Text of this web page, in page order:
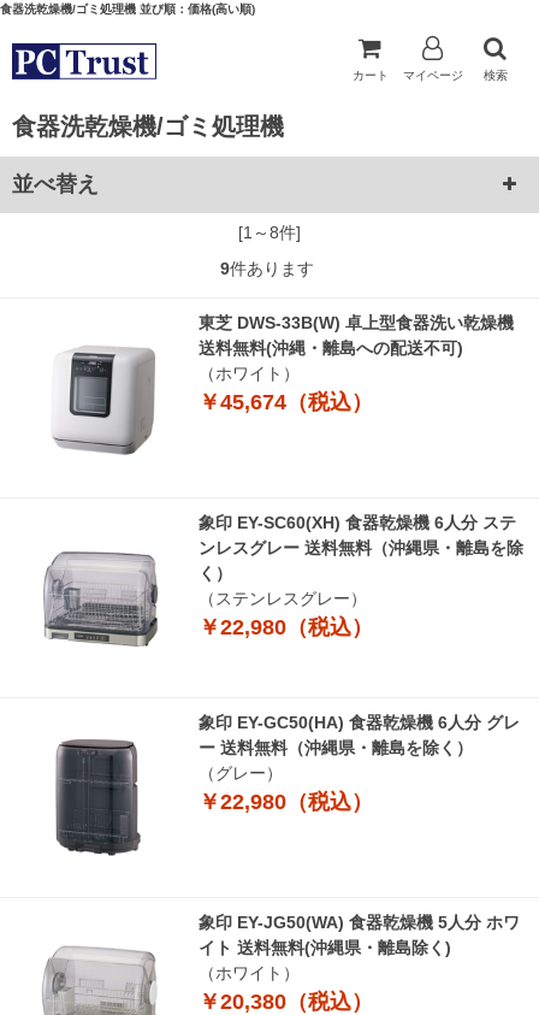
食器洗乾燥機/ゴミ処理機 並び順：価格(高い順)
カート マイページ 検索
食器洗乾燥機/ゴミ処理機
並べ替え
[1～8件]
9件あります
東芝 DWS-33B(W) 卓上型食器洗い乾燥機
送料無料(沖縄・離島への配送不可)
（ホワイト）
￥45,674（税込）
象印 EY-SC60(XH) 食器乾燥機 6人分 ステ
ンレスグレー 送料無料（沖縄県・離島を除
く）
（ステンレスグレー）
￥22,980（税込）
象印 EY-GC50(HA) 食器乾燥機 6人分 グレ
ー 送料無料（沖縄県・離島を除く）
（グレー）
￥22,980（税込）
象印 EY-JG50(WA) 食器乾燥機 5人分 ホワ
イト 送料無料(沖縄県・離島除く)
（ホワイト）
￥20,380（税込）